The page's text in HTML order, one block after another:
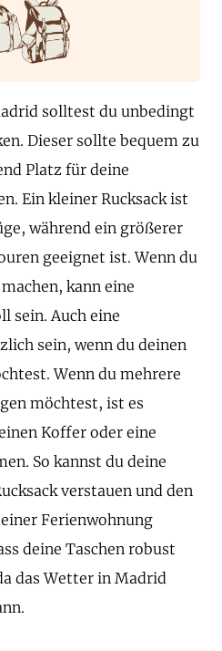
solltest du unbedingt
Dieser sollte bequem zu
Platz für deine
Ein kleiner Rucksack ist
während ein größerer
geeignet ist. Wenn du
kann eine
sein. Auch eine
sein, wenn du deinen
Wenn du mehrere
möchtest, ist es
Koffer oder eine
So kannst du deine
verstauen und den
Ferienwohnung
deine Taschen robust
das Wetter in Madrid